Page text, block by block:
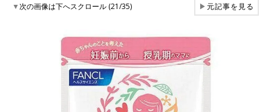
▼次の画像は下へスクロール (21/35) ▶元記事を見る